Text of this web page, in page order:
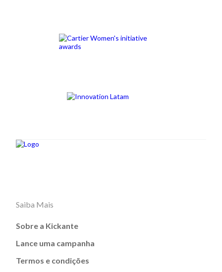
Saiba Mais
Sobre a Kickante
Lance uma campanha
Termos e condições